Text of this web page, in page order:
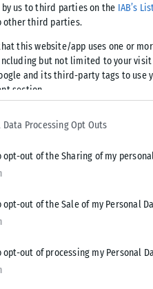
by us to third parties on the IAB’s
other third parties.
this website/app uses one or
but not limited to your visit
and its third-party tags to use
section.
Data Processing Opt Outs
opt-out of the Sharing of my
opt-out of the Sale of my Personal
opt-out of processing my Personal
ρόλο της Endeavor
αυτής. Μπορώ να πω ότι είναι
Ήταν
οργανισμό που να
κλιμάκωση επιχειρηματιών
δημιούργησε τα εργαλεία
Γκραμπόφσκι αποφάσισε
θα πρέπει να διδάσκεται στα
θα είναι πιο επιτυχημένα εάν